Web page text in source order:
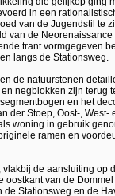
in een
van de Jugendstil te
van de
trant vormgegeven
langs de Stationsweg.
de natuurstenen
negblokken zijn terug
en het
der Stoep, Oost-,
woning in gebruik
ramen en
de aansluiting op
van de
Stationsweg en de